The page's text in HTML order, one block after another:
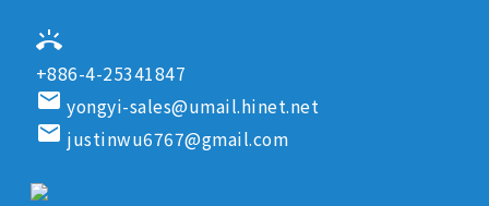
ring_volume
+886-4-25341847
email yongyi-sales@umail.hinet.net
email justinwu6767@gmail.com